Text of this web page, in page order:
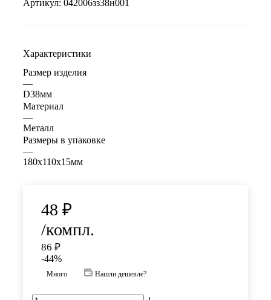
Артикул: 042006зз38н001
Характеристики
Размер изделия
—
D38мм
Материал
—
Металл
Размеры в упаковке
—
180х110х15мм
48 ₽
/компл.
86 ₽
-44%
Много Нашли дешевле?